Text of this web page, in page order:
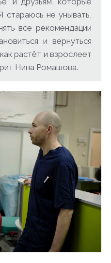
не унывать,
все рекомендации
и вернуться
растёт и взрослеет
Нина Ромашова.